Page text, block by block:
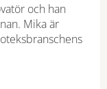
och han
Mika är